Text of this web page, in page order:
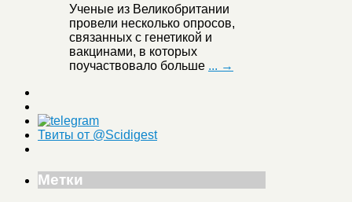
Ученые из Великобритании
провели несколько опросов,
связанных с генетикой и
вакцинами, в которых
поучаствовало больше ... →
Твиты от @Scidigest
Метки